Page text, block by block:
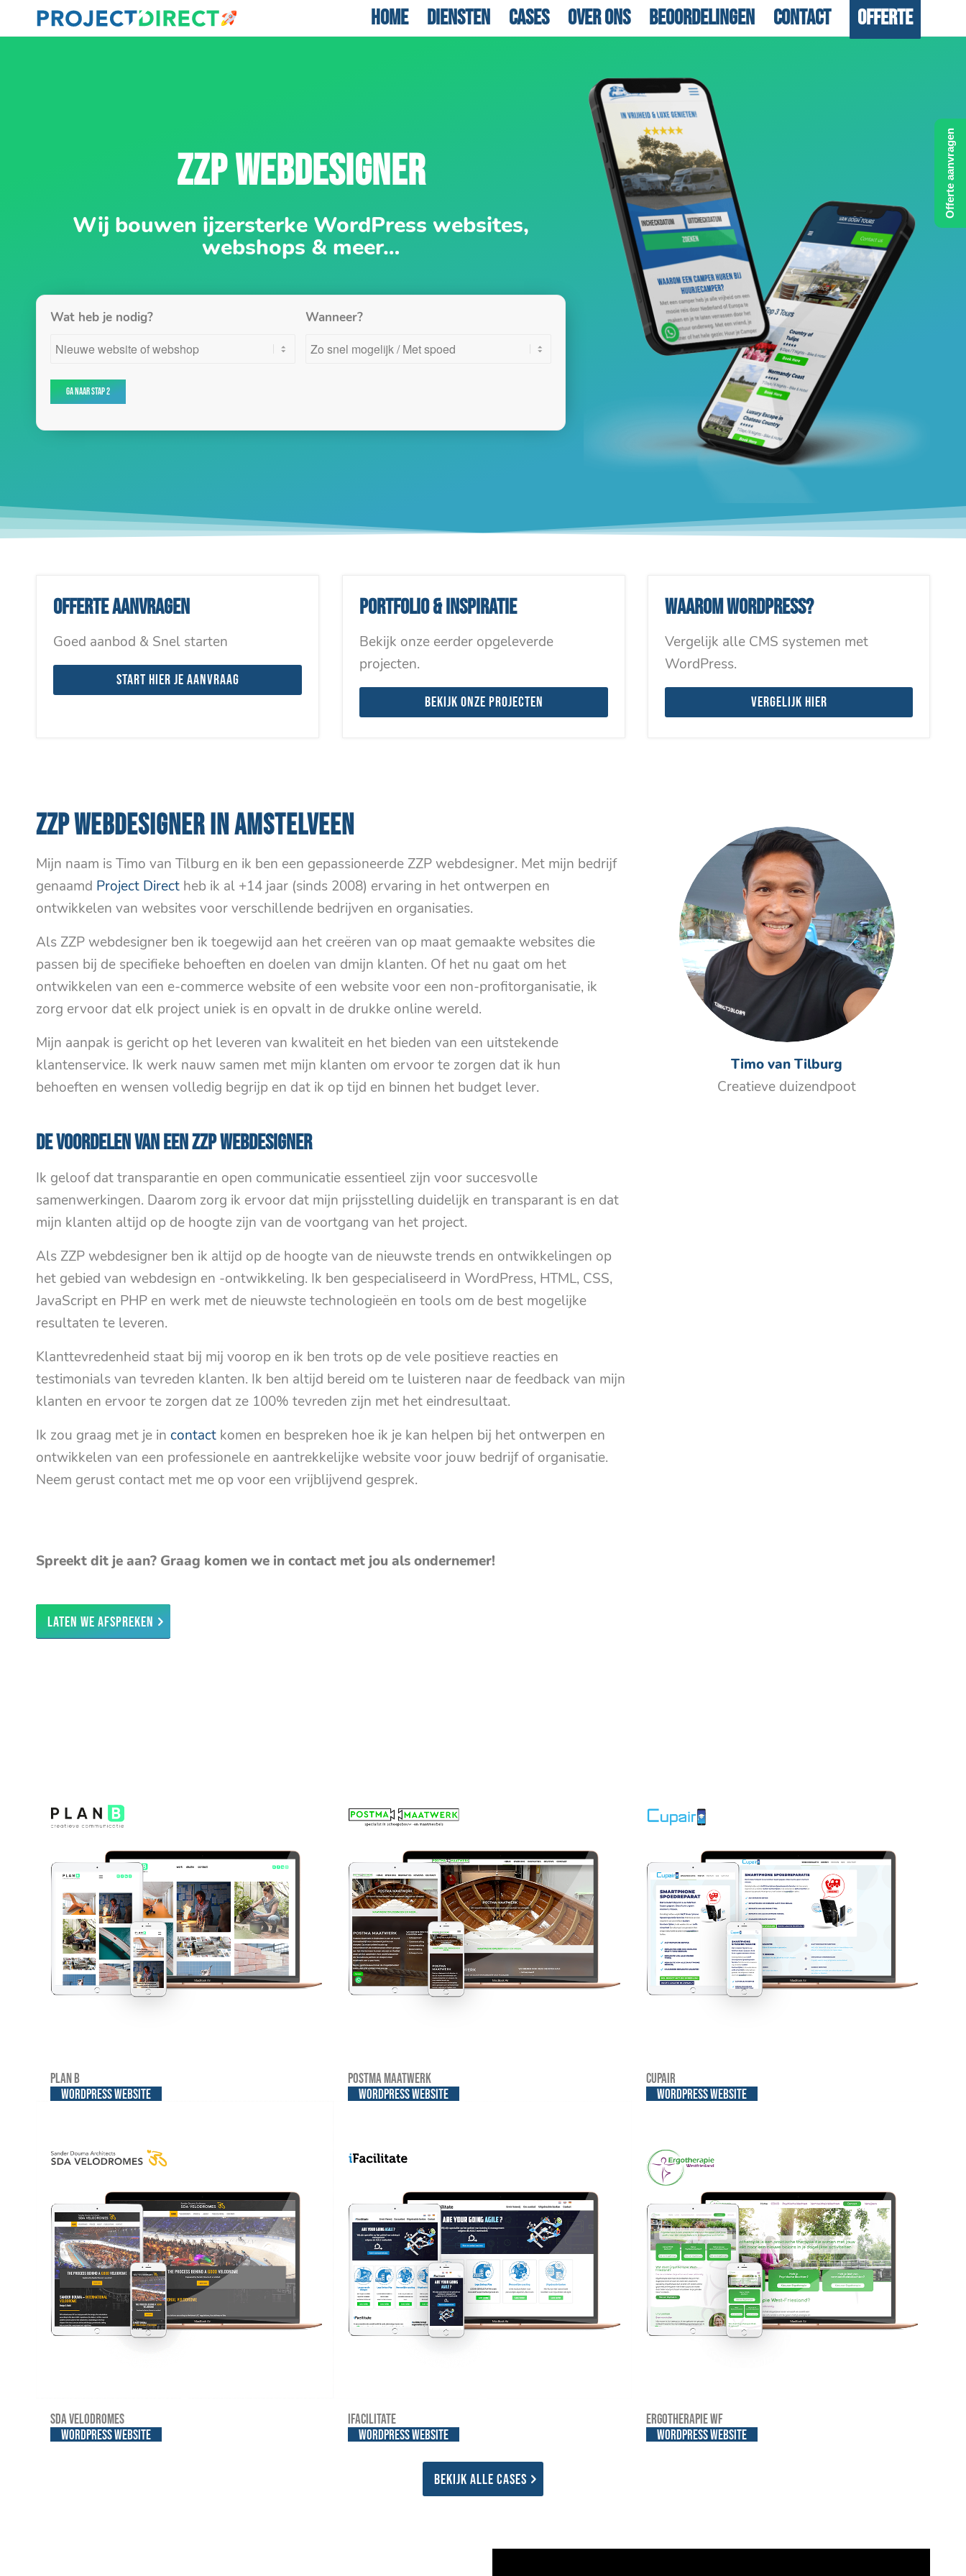
Home Diensten Cases Over ons Beoordelingen Contact Offerte
ZZP WEBDESIGNER
Wij bouwen ijzersterke WordPress websites,
webshops & meer…
Wat heb je nodig? Wanneer?
Offerte aanvragen
Goed aanbod & Snel starten
Start hier je aanvraag
Portfolio & inspiratie
Bekijk onze eerder opgeleverde
projecten.
Bekijk onze projecten
Waarom WordPress?
Vergelijk alle CMS systemen met
WordPress.
Vergelijk hier
ZZP WEBDESIGNER IN AMSTELVEEN
Mijn naam is Timo van Tilburg en ik ben een gepassioneerde ZZP webdesigner. Met mijn bedrijf
genaamd Project Direct heb ik al +14 jaar (sinds 2008) ervaring in het ontwerpen en
ontwikkelen van websites voor verschillende bedrijven en organisaties.
Als ZZP webdesigner ben ik toegewijd aan het creëren van op maat gemaakte websites die
passen bij de specifieke behoeften en doelen van dmijn klanten. Of het nu gaat om het
ontwikkelen van een e-commerce website of een website voor een non-profitorganisatie, ik
zorg ervoor dat elk project uniek is en opvalt in de drukke online wereld.
Mijn aanpak is gericht op het leveren van kwaliteit en het bieden van een uitstekende
klantenservice. Ik werk nauw samen met mijn klanten om ervoor te zorgen dat ik hun
behoeften en wensen volledig begrijp en dat ik op tijd en binnen het budget lever.
De voordelen van een ZZP Webdesigner
Ik geloof dat transparantie en open communicatie essentieel zijn voor succesvolle
samenwerkingen. Daarom zorg ik ervoor dat mijn prijsstelling duidelijk en transparant is en dat
mijn klanten altijd op de hoogte zijn van de voortgang van het project.
Als ZZP webdesigner ben ik altijd op de hoogte van de nieuwste trends en ontwikkelingen op
het gebied van webdesign en -ontwikkeling. Ik ben gespecialiseerd in WordPress, HTML, CSS,
JavaScript en PHP en werk met de nieuwste technologieën en tools om de best mogelijke
resultaten te leveren.
Klanttevredenheid staat bij mij voorop en ik ben trots op de vele positieve reacties en
testimonials van tevreden klanten. Ik ben altijd bereid om te luisteren naar de feedback van mijn
klanten en ervoor te zorgen dat ze 100% tevreden zijn met het eindresultaat.
Ik zou graag met je in contact komen en bespreken hoe ik je kan helpen bij het ontwerpen en
ontwikkelen van een professionele en aantrekkelijke website voor jouw bedrijf of organisatie.
Neem gerust contact met me op voor een vrijblijvend gesprek.
Timo van Tilburg
Creatieve duizendpoot
Spreekt dit je aan? Graag komen we in contact met jou als ondernemer!
Laten we afspreken
Plan B
WordPress website
Postma Maatwerk
WordPress website
Cupair
WordPress website
SDA Velodromes
WordPress website
iFacilitate
WordPress website
Ergotherapie WF
WordPress website
Bekijk alle cases
Offerte aanvragen